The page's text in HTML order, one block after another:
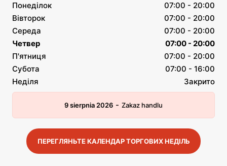
Понеділок
07:00 - 20:00
Вівторок
07:00 - 20:00
Середа
07:00 - 20:00
Четвер
07:00 - 20:00
П'ятниця
07:00 - 20:00
Субота
07:00 - 16:00
Неділя
Закрито
9 sierpnia 2026 - Zakaz handlu
ПЕРЕГЛЯНЬТЕ КАЛЕНДАР ТОРГОВИХ НЕДІЛЬ